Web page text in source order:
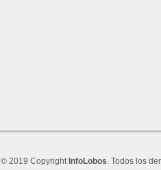
© 2019 Copyright InfoLobos. Todos los